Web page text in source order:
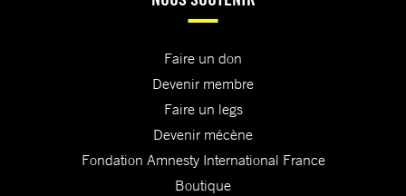
Faire un don
Devenir membre
Faire un legs
Devenir mécène
Fondation Amnesty International France
Boutique